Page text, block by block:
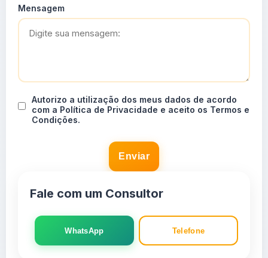
Mensagem
Autorizo a utilização dos meus dados de acordo
com a Política de Privacidade e aceito os Termos e
Condições.
Enviar
Fale com um Consultor
WhatsApp Telefone